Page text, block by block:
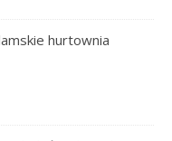
hurtownia